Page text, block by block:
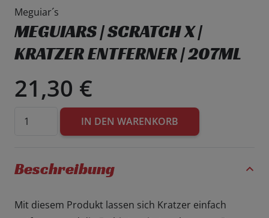
Meguiar´s
MEGUIARS | SCRATCH X |
KRATZER ENTFERNER | 207ML
21,30 €
Meguiars
X
Kratzer
IN DEN WARENKORB
Beschreibung
Mit diesem Produkt lassen sich Kratzer einfach